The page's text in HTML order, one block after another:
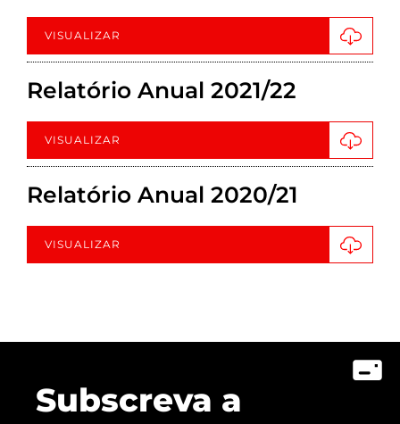
VISUALIZAR
Relatório Anual 2021/22
VISUALIZAR
Relatório Anual 2020/21
VISUALIZAR
Subscreva a